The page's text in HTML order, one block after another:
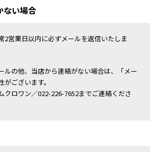
ない場合
2営業日以内に必ずメールを返信いたしま
ルの他、当店から連絡がない場合は、「メー
ございます。
クロワン／022-226-7652までご連絡くださ